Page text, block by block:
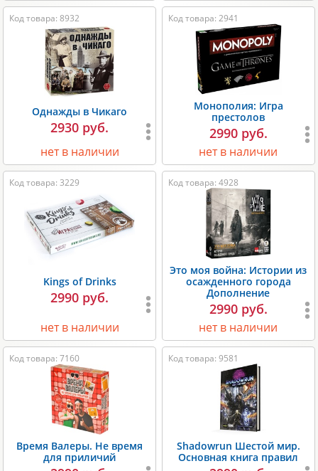
Код товара: 8932
Однажды в Чикаго
2930 руб.
нет в наличии
Код товара: 2941
Монополия: Игра
престолов
2990 руб.
нет в наличии
Код товара: 3229
Kings of Drinks
2990 руб.
нет в наличии
Код товара: 4928
Это моя война: Истории из
осажденного города
Дополнение
2990 руб.
нет в наличии
Код товара: 7160
Время Валеры. Не время
для приличий
Код товара: 9581
Shadowrun Шестой мир.
Основная книга правил